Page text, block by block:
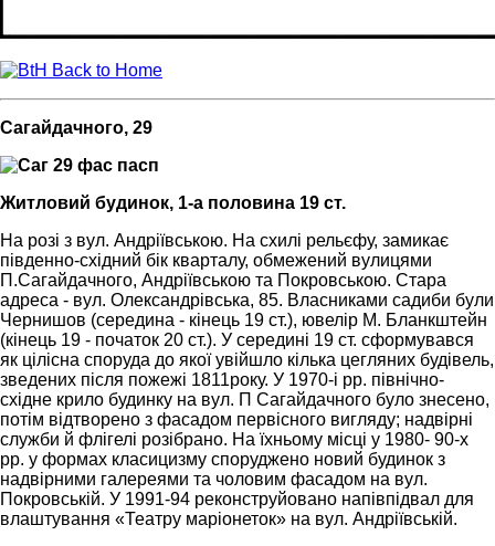
Back to Home
Сагайдачного, 29
Житловий будинок, 1-а половина 19 ст.
На розі з вул. Андріївською. На схилі рельєфу, замикає
південно-східний бік кварталу, обмежений вулицями
П.Сагайдачного, Андріївською та Покровською. Стара
адреса - вул. Олександрівська, 85. Власниками садиби були
Чернишов (середина - кінець 19 ст.), ювелір М. Бланкштейн
(кінець 19 - початок 20 ст.). У середині 19 ст. сформувався
як цілісна споруда до якої увійшло кілька цегляних будівель,
зведених після пожежі 1811року. У 1970-і рр. північно-
східне крило будинку на вул. П Сагайдачного було знесено,
потім відтворено з фасадом первісного вигляду; надвірні
служби й флігелі розібрано. На їхньому місці у 1980- 90-х
рр. у формах класицизму споруджено новий будинок з
надвірними галереями та чоловим фасадом на вул.
Покровській. У 1991-94 реконструйовано напівпідвал для
влаштування «Театру маріонеток» на вул. Андріївській.